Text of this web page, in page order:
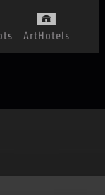
ArtHotels